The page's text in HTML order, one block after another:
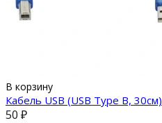
В корзину
Кабель USB (USB Type B, 30см)
50 ₽